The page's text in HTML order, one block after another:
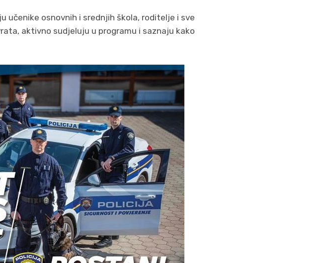
učenike osnovnih i srednjih škola, roditelje i sve
aktivno sudjeluju u programu i saznaju kako